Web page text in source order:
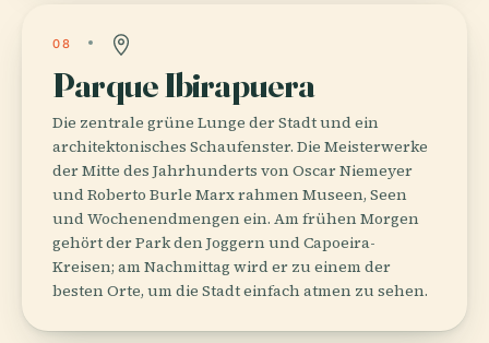
08
Parque Ibirapuera
Die zentrale grüne Lunge der Stadt und ein
architektonisches Schaufenster. Die Meisterwerke
der Mitte des Jahrhunderts von Oscar Niemeyer
und Roberto Burle Marx rahmen Museen, Seen
und Wochenendmengen ein. Am frühen Morgen
gehört der Park den Joggern und Capoeira-
Kreisen; am Nachmittag wird er zu einem der
besten Orte, um die Stadt einfach atmen zu sehen.